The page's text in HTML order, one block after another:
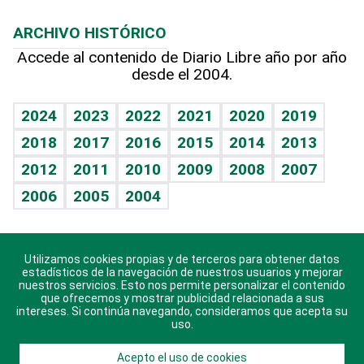
Hablando con el pediatra
Vida y familia
Eñe
Celebrando la vida
Sin complejos
En pocas palabras
Escuchando al corazón
Economía Personal
TBT Deportivo
Más firmas
Hecho en casa
Guía del dinero
Cumpleaños
Horóscopos
Crucigramas
ARCHIVO HISTÓRICO
Accede al contenido de Diario Libre año por año
desde el 2004.
2024 2023 2022 2021 2020
2019
2018
2017 2016 2015 2014
2013
2012
2011 2010 2009 2008
2007
2006
2005 2004
Descarga nuestras aplicaciones para Android, iOS y
sistema Huawei.
Utilizamos cookies propias y de terceros para obtener datos
estadísticos de la navegación de nuestros usuarios y mejorar
nuestros servicios. Esto nos permite personalizar el contenido
que ofrecemos y mostrar publicidad relacionada a sus
intereses. Si continúa navegando, consideramos que acepta su
uso.
Acepto el uso de cookies